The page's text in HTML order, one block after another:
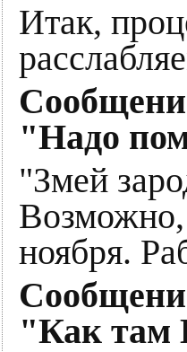
Итак,
"Надо
"Змей
Возможно,
ноября.
"Как там